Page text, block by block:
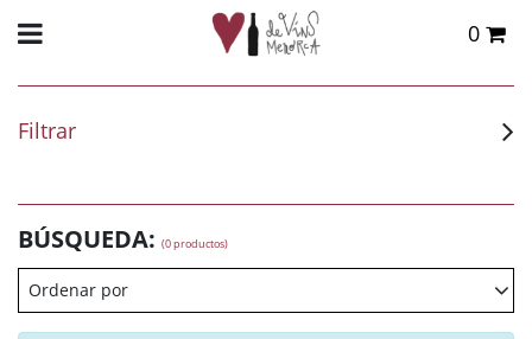
0
Filtrar
BÚSQUEDA: (0 productos)
Ordenar por